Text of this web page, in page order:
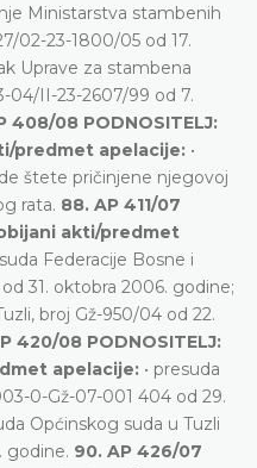
Ministarstva stambenih
02-23-1800/05 od 17.
Uprave za stambena
04/II-23-2607/99 od 7.
408/08 PODNOSITELJ:
predmet apelacije: •
štete pričinjene njegovoj
rata. 88. AP 411/07
akti/predmet
Federacije Bosne i
31. oktobra 2006. godine;
broj Gž-950/04 od 22.
420/08 PODNOSITELJ:
apelacije: • presuda
0-Gž-07-001 404 od 29.
Općinskog suda u Tuzli
godine. 90. AP 426/07